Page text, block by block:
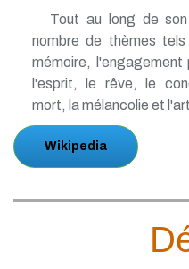
Tout au long de
nombre de thèmes
mémoire,
l'esprit, le rêve, le
mort, la mélancolie et
Wikipedia